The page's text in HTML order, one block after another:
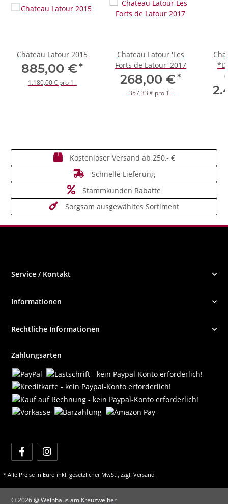
Chateau Latour 2015
885,00 €*
1.180,00 € pro 1 l
Chateau Latour 'Les
Forts de Latour' 2017
268,00 €*
357,33 € pro 1 l
Kostenloser Versand ab 250,- €
Schnelle Lieferung
Stammkunden Rabatte
Sorgsam ausgewähltes Sortiment
Service / Kontakt
Informationen
Rechtliche Informationen
Zahlungsarten
* Alle Preise in Euro inkl. gesetzlicher MwSt., zzgl.Versand
© 2026 @ Weinhaus am Kreuzweiher